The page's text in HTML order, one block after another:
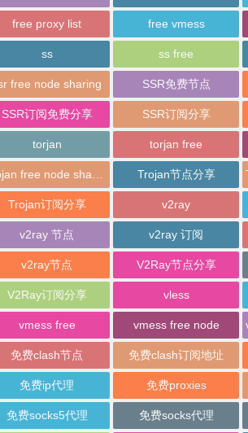
free proxy list free vmess
ss ss free
free node sharing SSR免费节点
SSR订阅免费分享 SSR订阅分享
torjan torjan free
Trojan节点分享
Trojan订阅分享 v2ray
v2ray 节点 v2ray 订阅
v2ray节点 V2Ray节点分享
V2Ray订阅分享 vless
vmess free vmess free node
免费clash节点 免费clash订阅地址
免费ip代理 免费proxies
免费socks5代理 免费socks代理